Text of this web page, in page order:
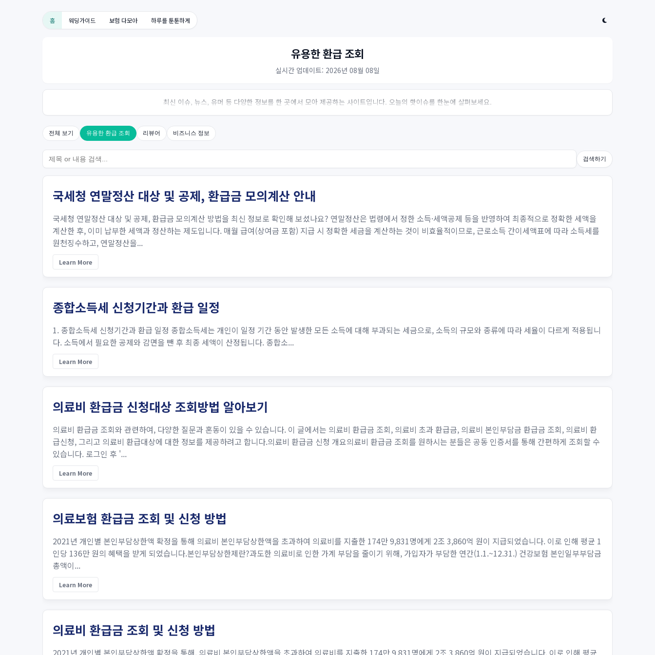
홈 웨딩가이드 보험 다모아 하루를 툰툰하게
유용한 환급 조회
실시간 업데이트: 2026년 08월 08일
최신 이슈, 뉴스, 유머 등 다양한 정보를 한 곳에서 모아 제공하는 사이트입니다. 오늘의 핫이슈를 한눈에 살펴보세요.
전체 보기 유용한 환급 조회 리뷰어 비즈니스 정보
검색하기
국세청 연말정산 대상 및 공제, 환급금 모의계산 안내
국세청 연말정산 대상 및 공제, 환급금 모의계산 방법을 최신 정보로 확인해 보셨나요? 연말정산은 법령에서 정한 소득·세액공제 등을 반영하여 최종적으로 정확한 세액을
계산한 후, 이미 납부한 세액과 정산하는 제도입니다. 매월 급여(상여금 포함) 지급 시 정확한 세금을 계산하는 것이 비효율적이므로, 근로소득 간이세액표에 따라 소득세를
원천징수하고, 연말정산을...
Learn More
종합소득세 신청기간과 환급 일정
1. 종합소득세 신청기간과 환급 일정 종합소득세는 개인이 일정 기간 동안 발생한 모든 소득에 대해 부과되는 세금으로, 소득의 규모와 종류에 따라 세율이 다르게 적용됩니
다. 소득에서 필요한 공제와 감면을 뺀 후 최종 세액이 산정됩니다. 종합소...
Learn More
의료비 환급금 신청대상 조회방법 알아보기
의료비 환급금 조회와 관련하여, 다양한 질문과 혼동이 있을 수 있습니다. 이 글에서는 의료비 환급금 조회, 의료비 초과 환급금, 의료비 본인부담금 환급금 조회, 의료비 환
급신청, 그리고 의료비 환급대상에 대한 정보를 제공하려고 합니다.의료비 환급금 신청 개요의료비 환급금 조회를 원하시는 분들은 공동 인증서를 통해 간편하게 조회할 수
있습니다. 로그인 후 '...
Learn More
의료보험 환급금 조회 및 신청 방법
2021년 개인별 본인부담상한액 확정을 통해 의료비 본인부담상한액을 초과하여 의료비를 지출한 174만 9,831명에게 2조 3,860억 원이 지급되었습니다. 이로 인해 평균 1
인당 136만 원의 혜택을 받게 되었습니다.본인부담상한제란?과도한 의료비로 인한 가계 부담을 줄이기 위해, 가입자가 부담한 연간(1.1.~12.31.) 건강보험 본인일부부담금
총액이...
Learn More
의료비 환급금 조회 및 신청 방법
2021년 개인별 본인부담상한액 확정을 통해, 의료비 본인부담상한액을 초과하여 의료비를 지출한 174만 9,831명에게 2조 3,860억 원이 지급되었습니다. 이로 인해 평균